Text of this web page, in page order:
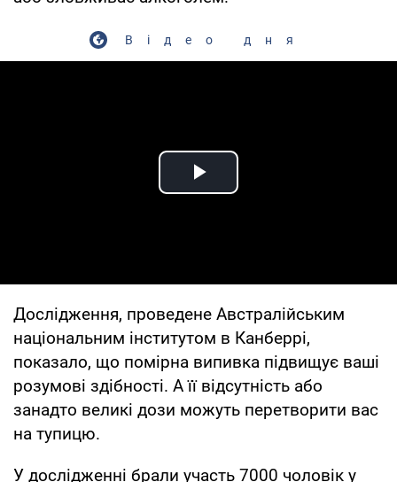
Відео дня
Play Video
Дослідження, проведене Австралійським
національним інститутом в Канберрі,
показало, що помірна випивка підвищує ваші
розумові здібності. А її відсутність або
занадто великі дози можуть перетворити вас
на тупицю.
У дослідженні брали участь 7000 чоловік у